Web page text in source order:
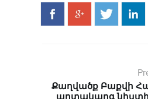
Քաղվածք Բաքվի
արտակարգ նիստի